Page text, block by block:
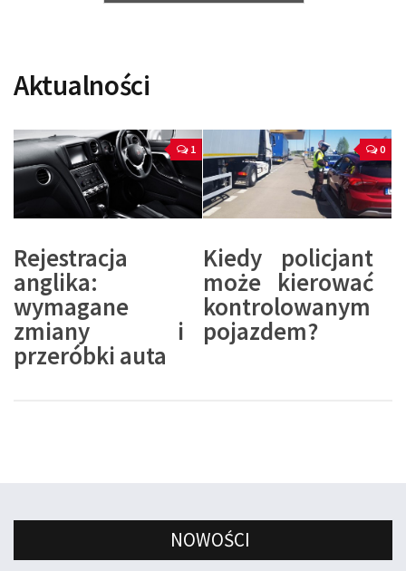
Aktualności
1
Rejestracja
anglika:
wymagane
zmiany i
przeróbki auta
0
Kiedy policjant
może kierować
kontrolowanym
pojazdem?
NOWOŚCI